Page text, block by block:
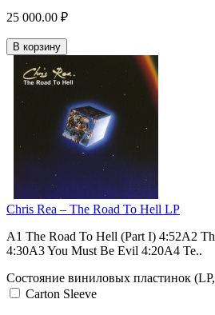
25 000.00 ₽
В корзину
Chris Rea – The Road To Hell LP
A1 The Road To Hell (Part I) 4:52A2
4:30A3 You Must Be Evil 4:20A4 Te..
Состояние виниловых пластинок
Carton Sleeve